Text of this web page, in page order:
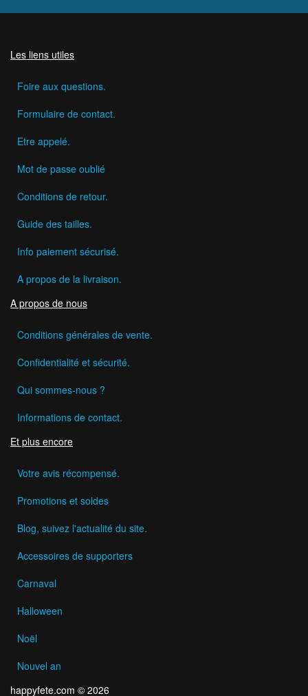
Les liens utiles
Foire aux questions.
Formulaire de contact.
Etre appelé.
Mot de passe oublié
Conditions de retour.
Guide des tailles.
Info paiement sécurisé.
A propos de la livraison.
A propos de nous
Conditions générales de vente.
Confidentialité et sécurité.
Qui sommes-nous ?
Informations de contact.
Et plus encore
Votre avis récompensé.
Promotions et soldes
Blog, suivez l'actualité du site.
Accessoires de supporters
Carnaval
Halloween
Noël
Nouvel an
happyfete.com © 2026